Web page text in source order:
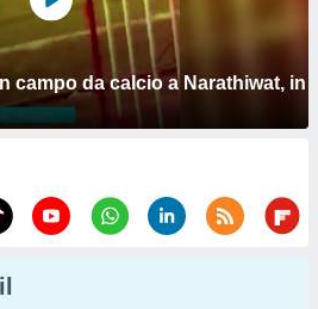
campo da calcio a Narathiwat, in